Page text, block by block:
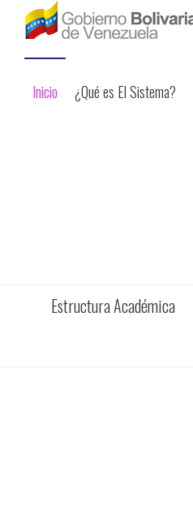
Inicio ¿Qué es El Sistema?
Estructura Académica